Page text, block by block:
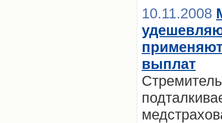
10.11.2008
выплат